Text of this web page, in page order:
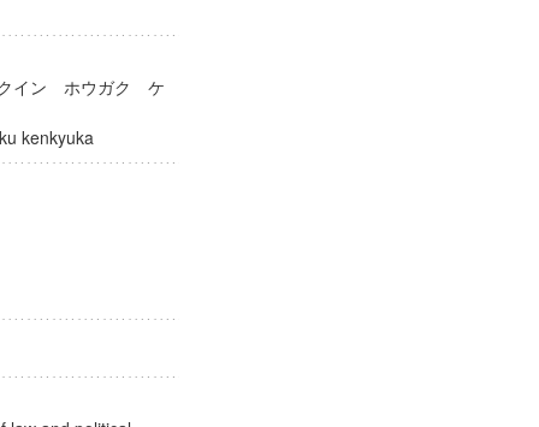
クイン ホウガク ケ
kenkyuka